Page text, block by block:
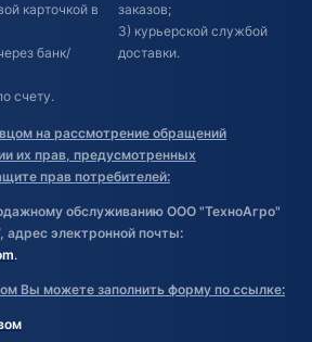
карточкой в
банк/
счету.
заказов;
3) курьерской службой
доставки.
на рассмотрение обращений
их прав, предусмотренных
прав потребителей:
обслуживанию ООО "ТехноАгро"
электронной почты:
.
Вы можете заполнить форму по ссылке: